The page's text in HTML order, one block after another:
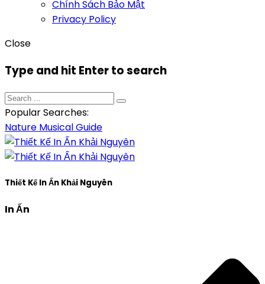
Chính Sách Bảo Mật
Privacy Policy
Close
Type and hit Enter to search
Popular Searches:
Nature MusicalGuide
Thiết Kế In Ấn Khải Nguyên
In Ấn